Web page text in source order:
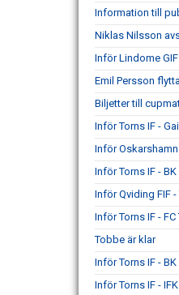
Information till
Niklas Nilsson
Inför Lindome GIF
Emil Persson
Biljetter till
Inför Torns IF -
Inför
Inför Torns IF -
Inför Qviding FIF -
Inför Torns IF -
Tobbe är klar
Inför Torns IF -
Inför Torns IF -